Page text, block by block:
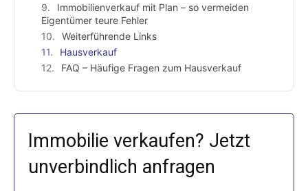
Immobilienverkauf mit Plan – so vermeiden
Eigentümer teure Fehler
Weiterführende Links
Hausverkauf
FAQ – Häufige Fragen zum Hausverkauf
Immobilie verkaufen? Jetzt
unverbindlich anfragen